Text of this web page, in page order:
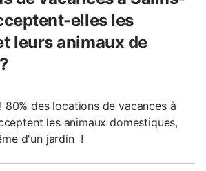
elles les
leurs animaux de
80% des locations de vacances à
les animaux domestiques,
d'un jardin !